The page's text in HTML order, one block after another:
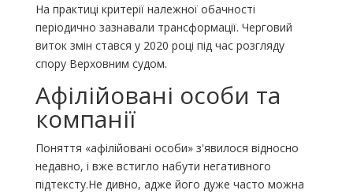
На практиці критерії належної обачності
періодично зазнавали трансформації. Черговий
виток змін стався у 2020 році під час розгляду
спору Верховним судом.
Афілійовані особи та
компанії
Поняття «афілійовані особи» з'явилося відносно
недавно, і вже встигло набути негативного
підтексту.Не дивно, адже його дуже часто можна